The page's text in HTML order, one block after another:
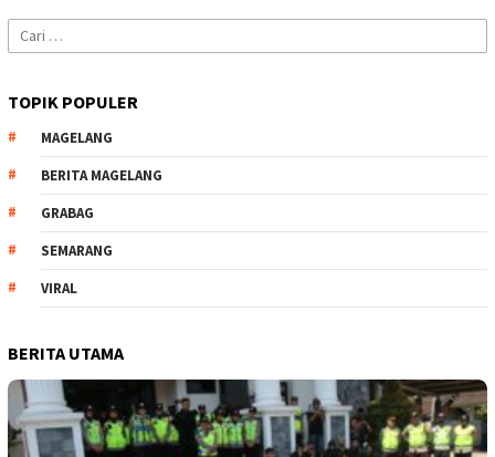
Cari
untuk:
TOPIK POPULER
MAGELANG
BERITA MAGELANG
GRABAG
SEMARANG
VIRAL
BERITA UTAMA